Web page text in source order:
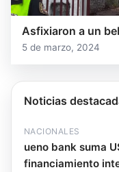
Asfixiaron a un
5 de marzo, 2024
Noticias
NACIONALES
ueno bank suma
financiamiento